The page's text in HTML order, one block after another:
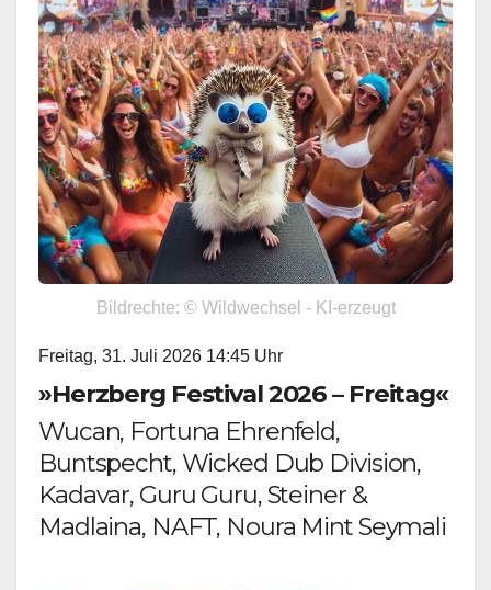
Bildrechte: © Wildwechsel - KI-erzeugt
Freitag, 31. Juli 2026 14:45 Uhr
»Herzberg Festival 2026 – Freitag«
Wucan, Fortuna Ehrenfeld,
Buntspecht, Wicked Dub Division,
Kadavar, Guru Guru, Steiner &
Madlaina, NAFT, Noura Mint Seymali